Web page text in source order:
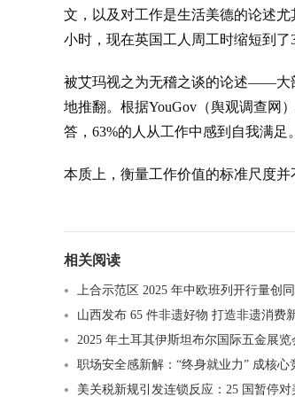
文，以及对工作是生活美德的论述
小时，现在英国工人周工时缩短到了
被艾玛视之为无稽之谈的论述——大
地推翻。根据YouGov（舆观调查网
答，63%的人从工作中感到自我满足
本质上，衡量工作价值的标准尺度
相关阅读
上合示范区 2025 年中欧班列开行量创
山西发布 65 件非遗好物 打造非遗消费
2025 年土耳其伊斯坦布尔国际五金展览
职场安全感新解：“终身就业力” 成核心
美关税新规引发连锁反应：25 国暂停